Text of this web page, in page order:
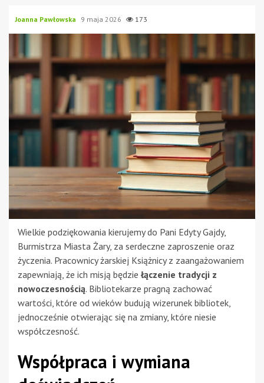
Joanna Pawłowska 9 maja 2026 173
Wielkie podziękowania kierujemy do Pani Edyty Gajdy,
Burmistrza Miasta Żary, za serdeczne zaproszenie oraz
życzenia. Pracownicy żarskiej Książnicy z zaangażowaniem
zapewniają, że ich misją będzie łączenie tradycji z
nowoczesnością. Bibliotekarze pragną zachować
wartości, które od wieków budują wizerunek bibliotek,
jednocześnie otwierając się na zmiany, które niesie
współczesność.
Współpraca i wymiana